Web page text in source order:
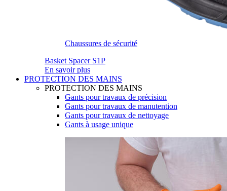
Chaussures de sécurité
Basket Spacer S1P
En savoir plus
PROTECTION DES MAINS
PROTECTION DES MAINS
Gants pour travaux de précision
Gants pour travaux de manutention
Gants pour travaux de nettoyage
Gants à usage unique